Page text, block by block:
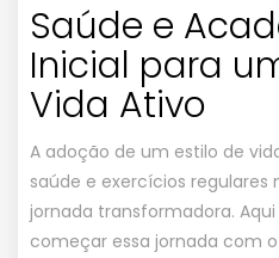
Saúde e
Inicial para
Vida Ativo
A adoção de um estilo de
saúde e exercícios regulares
jornada transformadora.
começar essa jornada com